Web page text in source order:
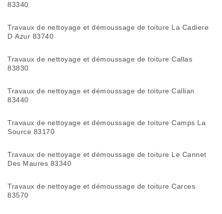
83340
Travaux de nettoyage et démoussage de toiture La Cadiere
D Azur 83740
Travaux de nettoyage et démoussage de toiture Callas
83830
Travaux de nettoyage et démoussage de toiture Callian
83440
Travaux de nettoyage et démoussage de toiture Camps La
Source 83170
Travaux de nettoyage et démoussage de toiture Le Cannet
Des Maures 83340
Travaux de nettoyage et démoussage de toiture Carces
83570